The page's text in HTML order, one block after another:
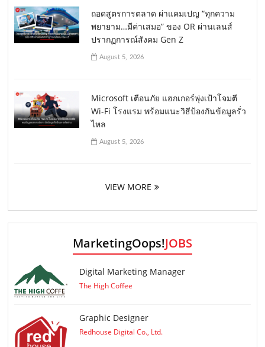
ถอดสูตรการตลาด ผ่าแคมเปญ “ทุกความ
พยายาม…มีค่าเสมอ” ของ OR ผ่านเลนส์
ปรากฏการณ์สังคม Gen Z
August 5, 2026
Microsoft เตือนภัย แฮกเกอร์พุ่งเป้าโจมตี
Wi-Fi โรงแรม พร้อมแนะวิธีป้องกันข้อมูลรั่ว
ไหล
August 5, 2026
VIEW MORE
MarketingOops!JOBS
Digital Marketing Manager
The High Coffee
Graphic Designer
Redhouse Digital Co., Ltd.